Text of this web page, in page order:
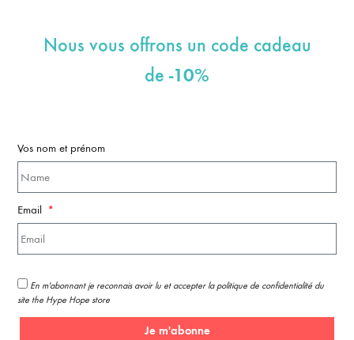
Nous vous offrons un code cadeau
de -10%
Vos nom et prénom
Email
En m'abonnant je reconnais avoir lu et accepter la politique de confidentialité du
site the Hype Hope store
Je m'abonne